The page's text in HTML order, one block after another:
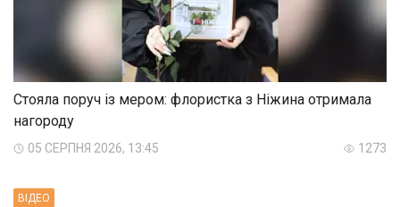
Стояла поруч із мером: флористка з Ніжина отримала
нагороду
05 СЕРПНЯ 2026, 13:45 1273
ВIДЕО